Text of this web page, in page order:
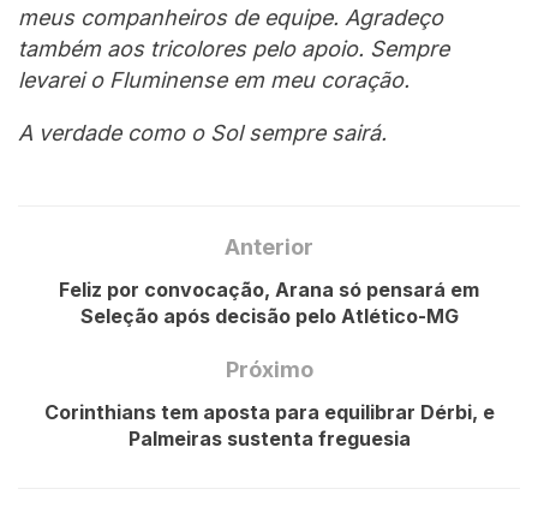
meus companheiros de equipe. Agradeço
também aos tricolores pelo apoio. Sempre
levarei o Fluminense em meu coração.
A verdade como o Sol sempre sairá.
Anterior
Feliz por convocação, Arana só pensará em
Seleção após decisão pelo Atlético-MG
Próximo
Corinthians tem aposta para equilibrar Dérbi, e
Palmeiras sustenta freguesia